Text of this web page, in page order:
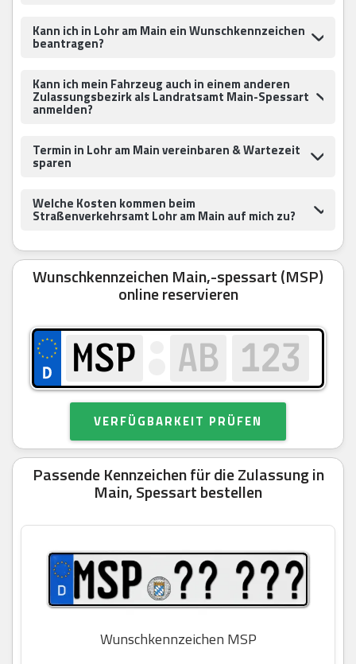
Kann ich in Lohr am Main ein Wunschkennzeichen
beantragen?
Kann ich mein Fahrzeug auch in einem anderen
Zulassungsbezirk als Landratsamt Main-Spessart
anmelden?
Termin in Lohr am Main vereinbaren & Wartezeit
sparen
Welche Kosten kommen beim
Straßenverkehrsamt Lohr am Main auf mich zu?
Wunschkennzeichen Main,-spessart (MSP)
online reservieren
VERFÜGBARKEIT PRÜFEN
Passende Kennzeichen für die Zulassung in
Main, Spessart bestellen
Wunschkennzeichen MSP